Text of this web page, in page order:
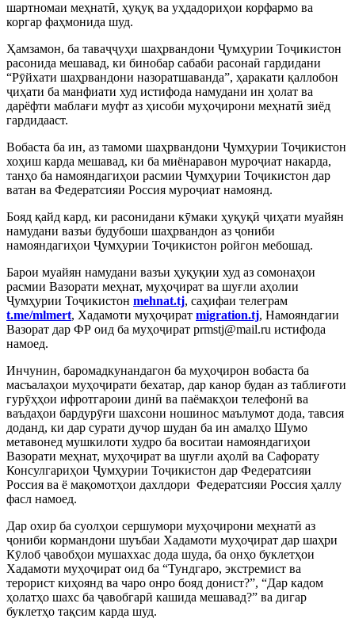
шартномаи меҳнатӣ, ҳуқуқ ва уҳдадориҳои корфармо ва
коргар фаҳмонида шуд.
Ҳамзамон, ба таваҷҷуҳи шаҳрвандони Ҷумҳурии Тоҷикистон
расонида мешавад, ки бинобар сабаби расонаӣ гардидани
“Рӯйхати шаҳрвандони назоратшаванда”, ҳаракати қаллобон
ҷиҳати ба манфиати худ истифода намудани ин ҳолат ва
дарёфти маблағи муфт аз ҳисоби муҳоҷирони меҳнатӣ зиёд
гардидааст.
Вобаста ба ин, аз тамоми шаҳрвандони Ҷумҳурии Тоҷикистон
хоҳиш карда мешавад, ки ба миёнаравон муроҷиат накарда,
танҳо ба намояндагиҳои расмии Ҷумҳурии Тоҷикистон дар
ватан ва Федератсияи Россия муроҷиат намоянд.
Бояд қайд кард, ки расонидани кӯмаки ҳуқуқӣ ҷиҳати муайян
намудани вазъи будубоши шаҳрвандон аз ҷониби
намояндагиҳои Ҷумҳурии Тоҷикистон ройгон мебошад.
Барои муайян намудани вазъи ҳуқуқии худ аз сомонаҳои
расмии Вазорати меҳнат, муҳоҷират ва шуғли аҳолии
Ҷумҳурии Тоҷикистон mehnat.tj, саҳифаи телеграм
t.me/mlmert, Хадамоти муҳоҷират migration.tj, Намояндагии
Вазорат дар ФР оид ба муҳоҷират prmstj@mail.ru истифода
намоед.
Инчунин, баромадкунандагон ба муҳоҷирон вобаста ба
масъалаҳои муҳоҷирати бехатар, дар канор будан аз таблиғоти
гурӯҳҳои ифротгароии динӣ ва паёмакҳои телефонӣ ва
ваъдаҳои бардурӯғи шахсони ношинос маълумот дода, тавсия
доданд, ки дар сурати дучор шудан ба ин амалҳо Шумо
метавонед мушкилоти худро ба воситаи намояндагиҳои
Вазорати меҳнат, муҳоҷират ва шуғли аҳолӣ ва Сафорату
Консулгариҳои Ҷумҳурии Тоҷикистон дар Федератсияи
Россия ва ё мақомотҳои дахлдори Федератсияи Россия ҳаллу
фасл намоед.
Дар охир ба суолҳои сершумори муҳоҷирони меҳнатӣ аз
ҷониби кормандони шуъбаи Хадамоти муҳоҷират дар шаҳри
Кӯлоб ҷавобҳои мушаххас дода шуда, ба онҳо буклетҳои
Хадамоти муҳоҷират оид ба “Тундгаро, экстремист ва
терорист киҳоянд ва чаро онро бояд донист?”, “Дар кадом
ҳолатҳо шахс ба ҷавобгарӣ кашида мешавад?” ва дигар
буклетҳо тақсим карда шуд.